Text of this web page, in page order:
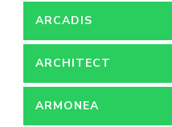
ARCADIS
ARCHITECT
ARMONEA